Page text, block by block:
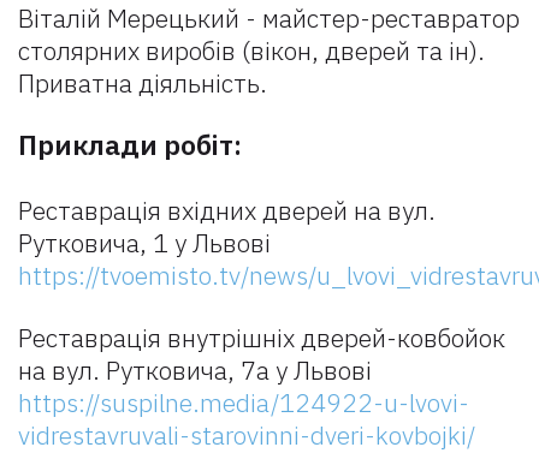
Віталій Мерецький - майстер-реставратор
столярних виробів (вікон, дверей та ін).
Приватна діяльність.
Приклади робіт:
Реставрація вхідних дверей на вул.
Рутковича, 1 у Львові
https://tvoemisto.tv/news/
Реставрація внутрішніх дверей-ковбойок
на вул. Рутковича, 7а у Львові
https://suspilne.media/124922-u-lvovi-
vidrestavruvali-starovinni-dveri-kovbojki/